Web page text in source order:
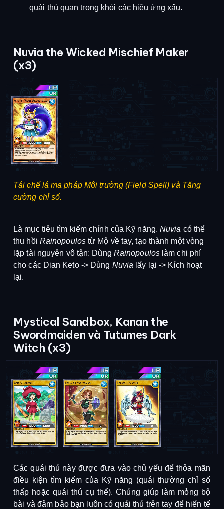
quái thú quan trọng khỏi các hiệu ứng xấu.
Nuvia the Wicked Mischief Maker
(x3)
Tái chế lá ma pháp Môi trường (Field Spell) và Tăng
cường chỉ số.
Là mục tiêu tìm kiếm chính của Kỹ năng. Nuvia có thể
thu hồi Rainopoulostừ Mộ về tay, tạo thành một vòng
lặp tài nguyên vô tận: Dùng Rainopouloslàm chi phí
cho các Dian Keto -> Dùng Nuvia lấy lại -> Kích hoạt
lại.
Mystical Sandbox, Kanan the
Swordmaiden và Tutumes Dark
Witch (x3)
Các quái thú này được đưa vào chủ yếu để thỏa mãn
điều kiện tìm kiếm của Kỹ năng (quái thường chỉ số
thấp hoặc quái thú cụ thể).Chúng giúp làm mỏng bộ
bài và đảm bảo bạn luôn có quái thú trên tay để hiến tế